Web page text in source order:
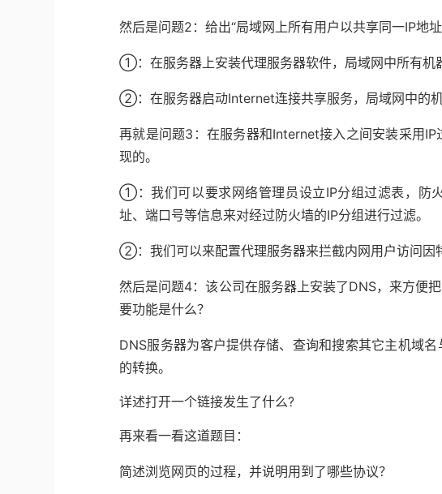
然后是问题2：给出“局域网上所有用户以共享同一IP地
①：在服务器上安装代理服务器软件，局域网中所有机
②：在服务器启动Internet连接共享服务，局域网中的
再就是问题3：在服务器和Internet接入之间安装采用
现的。
①：我们可以要求网络管理员设立IP分组过滤表，防
址、端口号等信息来对经过防火墙的IP分组进行过滤。
②：我们可以来配置代理服务器来拦截内网用户访问因
然后是问题4：该公司在服务器上安装了DNS，来方便
要功能是什么？
DNS服务器为客户提供存储、查询和搜索其它主机域
的转换。
详述打开一个链接发生了什么?
再来看一看这道题目：
简述浏览网页的过程，并说明用到了哪些协议？